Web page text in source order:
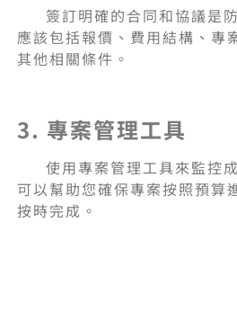
簽訂明確的合同和協議是
應該包括報價、費用結構、專
其他相關條件。
3. 專案管理工具
使用專案管理工具來監控
可以幫助您確保專案按照預算
按時完成。